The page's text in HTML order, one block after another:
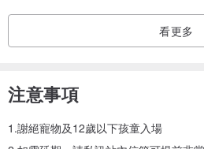
看更多
注意事項
1.謝絕寵物及12歲以下孩童入場